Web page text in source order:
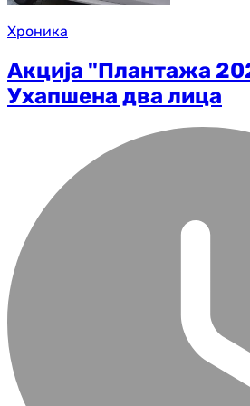
Хроника
Акција "Плантажа
Ухапшена два лица